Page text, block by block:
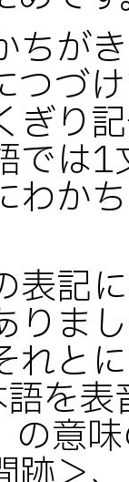
ちが
つづ
ぎり
では
わか
表記
りま
れと
を
の意